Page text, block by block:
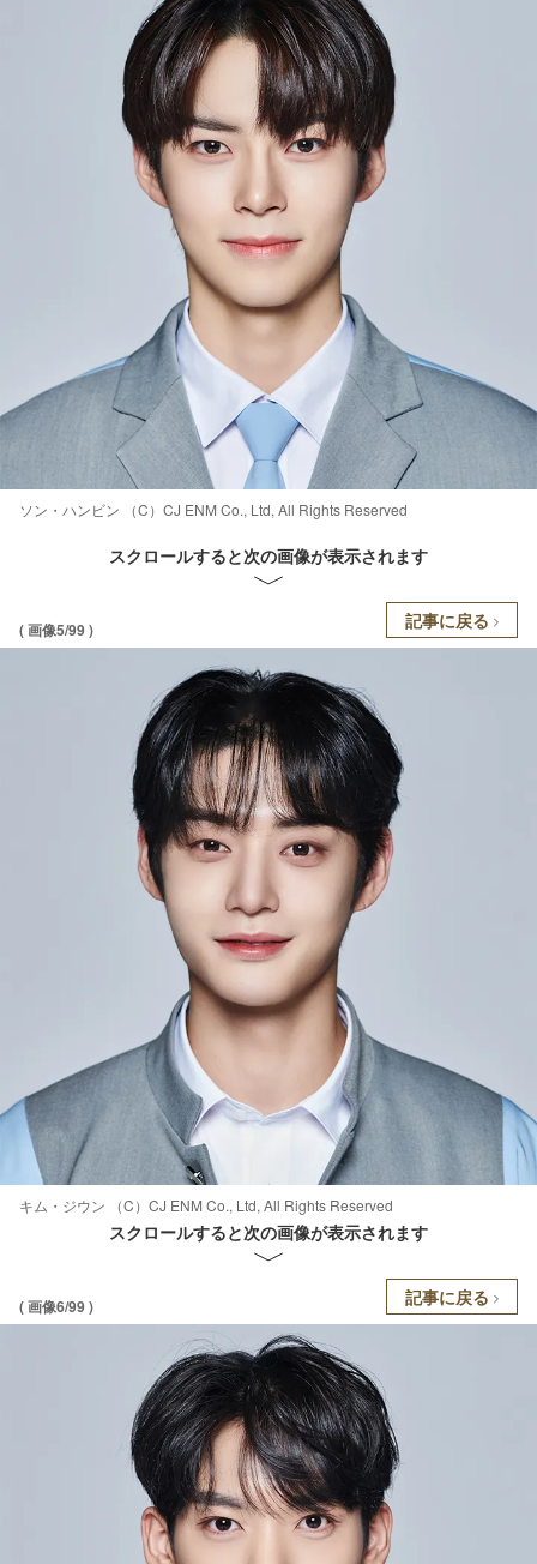
ソン・ハンビン （C）CJ ENM Co., Ltd, All Rights Reserved
スクロールすると次の画像が表示されます
( 画像5/99 ) 記事に戻る
キム・ジウン （C）CJ ENM Co., Ltd, All Rights Reserved
スクロールすると次の画像が表示されます
( 画像6/99 ) 記事に戻る